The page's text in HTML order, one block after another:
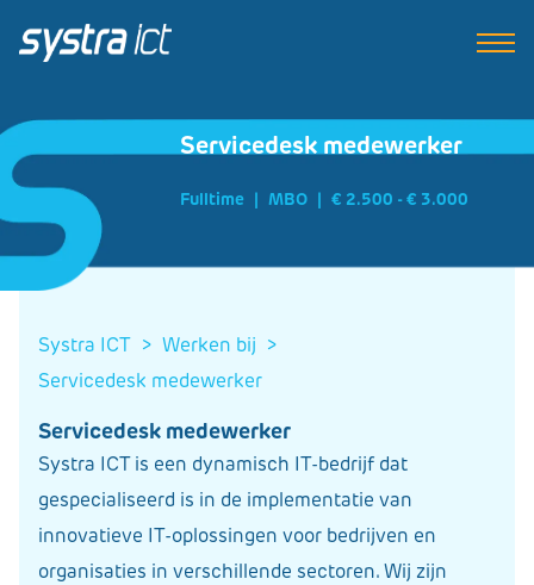
Servicedesk medewerker
Fulltime MBO € 2.500 - € 3.000
Systra ICT > werken bij
>
servicedesk medewerker
Servicedesk medewerker
Systra ICT is een dynamisch IT-bedrijf dat
gespecialiseerd is in de implementatie van
innovatieve IT-oplossingen voor bedrijven en
organisaties in verschillende sectoren. Wij zijn